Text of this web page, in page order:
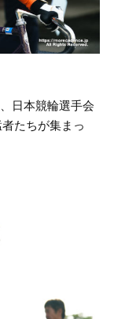
日本競輪選手会
たちが集まっ